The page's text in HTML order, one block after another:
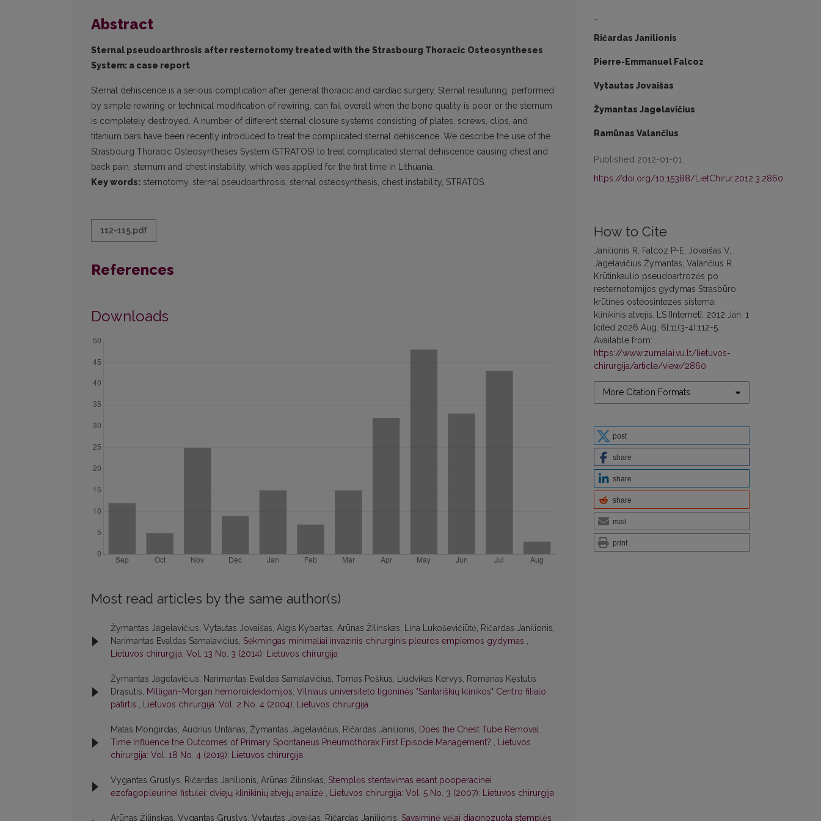
-
Ričardas Janilionis
Pierre-Emmanuel Falcoz
Vytautas Jovaišas
Žymantas Jagelavičius
Ramūnas Valančius
Published 2012-01-01
https://doi.org/10.15388/LietChirur.2012.3.2860
How to Cite
Janilionis R, Falcoz P-E, Jovaišas V,
Jagelavičius Žymantas, Valančius R.
Krūtinkaulio pseudoartrozės po
resternotomijos gydymas Strasbūro
krūtinės osteosintezės sistema:
klinikinis atvejis. LS [Internet]. 2012 Jan. 1
[cited 2026 Aug. 6];11(3-4):112-5.
Available from:
https://www.zurnalai.vu.lt/lietuvos-
chirurgija/article/view/2860
More Citation Formats
post
share
share
share
mail
print
Abstract
Sternal pseudoarthrosis after resternotomy treated with the Strasbourg Thoracic Osteosyntheses
System: a case report
Sternal dehiscence is a serious complication after general thoracic and cardiac surgery. Sternal resuturing, performed
by simple rewiring or technical modification of rewiring, can fail overall when the bone quality is poor or the sternum
is completely destroyed. A number of different sternal closure systems consisting of plates, screws, clips, and
titanium bars have been recently introduced to treat the complicated sternal dehiscence. We describe the use of the
Strasbourg Thoracic Osteosyntheses System (STRATOS) to treat complicated sternal dehiscence causing chest and
back pain, sternum and chest instability, which was applied for the first time in Lithuania.
Key words: sternotomy, sternal pseudoarthrosis, sternal osteosynthesis, chest instability, STRATOS.
112-115.pdf
References
Downloads
Most read articles by the same author(s)
Žymantas Jagelavičius, Vytautas Jovaišas, Algis Kybartas, Arūnas Žilinskas, Lina Lukoševičiūtė, Ričardas Janilionis,
Narimantas Evaldas Samalavičius, Sėkmingas minimaliai invazinis chirurginis pleuros empiemos gydymas ,
Lietuvos chirurgija: Vol. 13 No. 3 (2014): Lietuvos chirurgija
Žymantas Jagelavičius, Narimantas Evaldas Samalavičius, Tomas Poškus, Liudvikas Kervys, Romanas Kęstutis
Drąsutis, Milligan–Morgan hemoroidektomijos: Vilniaus universiteto ligoninės "Santariškių klinikos" Centro filialo
patirtis , Lietuvos chirurgija: Vol. 2 No. 4 (2004): Lietuvos chirurgija
Matas Mongirdas, Audrius Untanas, Žymantas Jagelavičius, Ričardas Janilionis, Does the Chest Tube Removal
Time Influence the Outcomes of Primary Spontaneus Pneumothorax First Episode Management? , Lietuvos
chirurgija: Vol. 18 No. 4 (2019): Lietuvos chirurgija
Vygantas Gruslys, Ričardas Janilionis, Arūnas Žilinskas, Stemplės stentavimas esant pooperacinei
ezofagopleurinei fistulei: dviejų klinikinių atvejų analizė , Lietuvos chirurgija: Vol. 5 No. 3 (2007): Lietuvos chirurgija
Arūnas Žilinskas, Vygantas Gruslys, Vytautas Jovaišas, Ričardas Janilionis, Savaiminė vėlai diagnozuota stemplės